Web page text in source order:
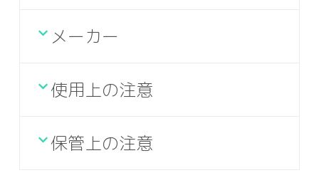
メーカー
使用上の注意
保管上の注意